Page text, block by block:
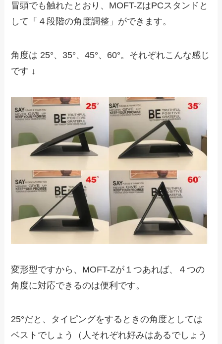
冒頭でも触れたとおり、MOFT-ZはPCスタンドと
して「４段階の角度調整」ができます。
角度は 25°、35°、45°、60°。それぞれこんな感じ
です ↓
変形型ですから、MOFT-Zが１つあれば、４つの
角度に対応できるのは便利です。
25°だと、タイピングをするときの角度としては
ベストでしょう（人それぞれ好みはあるでしょう